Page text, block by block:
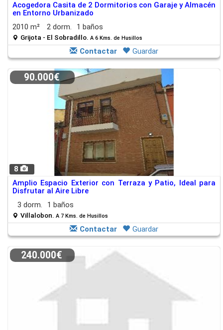
Acogedora Casita de 2 Dormitorios con Garaje y Almacén
en Entorno Urbanizado
2010 m²
2 dorm. 1 baños
Grijota - El Sobradillo. A 6 Kms. de Husillos
Contactar Guardar
8
90.000€
Amplio Espacio Exterior con Terraza y Patio, Ideal para
Disfrutar al Aire Libre
3 dorm.
1 baños
Villalobon. A 7 Kms. de Husillos
Contactar Guardar
240.000€